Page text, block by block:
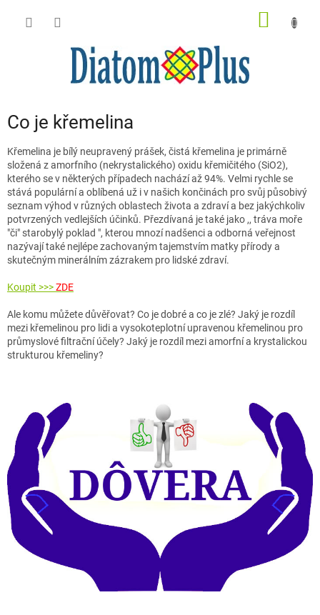
Co je křemelina
Křemelina je bílý neupravený prášek, čistá křemelina je primárně
složená z amorfního (nekrystalického) oxidu křemičitého (SiO2),
kterého se v některých případech nachází až 94%. Velmi rychle se
stává populární a oblíbená už i v našich končinách pro svůj působivý
seznam výhod v různých oblastech života a zdraví a bez jakýchkoliv
potvrzených vedlejších účinků. Přezdívaná je také jako ,, tráva moře
"či" starobylý poklad ", kterou mnozí nadšenci a odborná veřejnost
nazývají také nejlépe zachovaným tajemstvím matky přírody a
skutečným minerálním zázrakem pro lidské zdraví.
Koupit >>>ZDE
Ale komu můžete důvěřovat? Co je dobré a co je zlé? Jaký je rozdíl
mezi křemelinou pro lidi a vysokoteplotní upravenou křemelinou pro
průmyslové filtrační účely? Jaký je rozdíl mezi amorfní a krystalickou
strukturou křemeliny?